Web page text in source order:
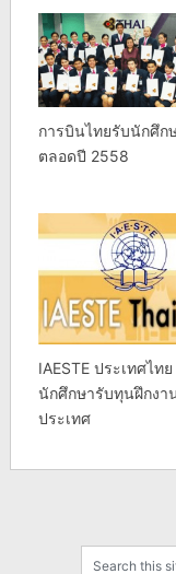
การบินไทยรับนักศึก
ตลอดปี 2558
IAESTE ประเทศไท
นักศึกษารับทุนฝึกงา
ประเทศ